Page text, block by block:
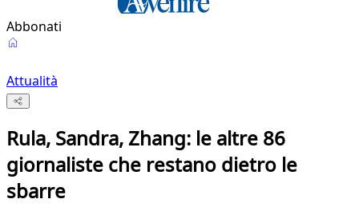
Abbonati
Attualità
Rula, Sandra, Zhang: le altre 86
giornaliste che restano dietro le
sbarre